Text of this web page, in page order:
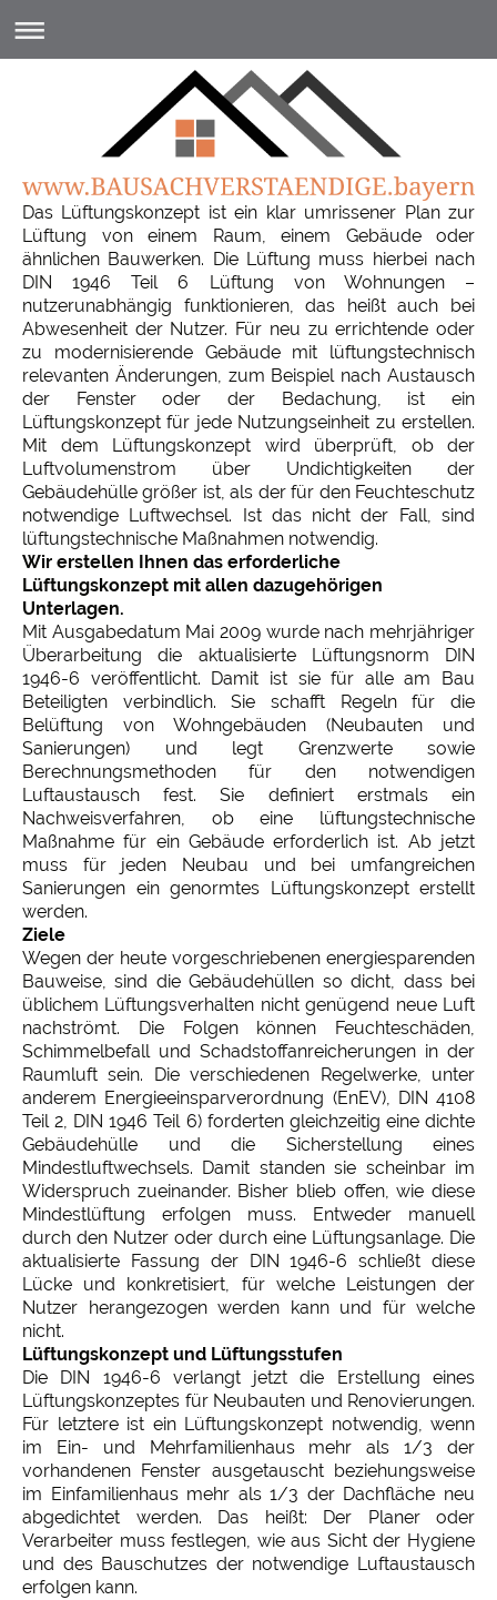
Das Lüftungskonzept ist ein klar umrissener Plan zur
Lüftung von einem Raum, einem Gebäude oder
ähnlichen Bauwerken. Die Lüftung muss hierbei nach
DIN 1946 Teil 6 Lüftung von Wohnungen –
nutzerunabhängig funktionieren, das heißt auch bei
Abwesenheit der Nutzer. Für neu zu errichtende oder
zu modernisierende Gebäude mit lüftungstechnisch
relevanten Änderungen, zum Beispiel nach Austausch
der Fenster oder der Bedachung, ist ein
Lüftungskonzept für jede Nutzungseinheit zu erstellen.
Mit dem Lüftungskonzept wird überprüft, ob der
Luftvolumenstrom über Undichtigkeiten der
Gebäudehülle größer ist, als der für den Feuchteschutz
notwendige Luftwechsel. Ist das nicht der Fall, sind
lüftungstechnische Maßnahmen notwendig.
Wir erstellen Ihnen das erforderliche
Lüftungskonzept mit allen dazugehörigen
Unterlagen.
Mit Ausgabedatum Mai 2009 wurde nach mehrjähriger
Überarbeitung die aktualisierte Lüftungsnorm DIN
1946-6 veröffentlicht. Damit ist sie für alle am Bau
Beteiligten verbindlich. Sie schafft Regeln für die
Belüftung von Wohngebäuden (Neubauten und
Sanierungen) und legt Grenzwerte sowie
Berechnungsmethoden für den notwendigen
Luftaustausch fest. Sie definiert erstmals ein
Nachweisverfahren, ob eine lüftungstechnische
Maßnahme für ein Gebäude erforderlich ist. Ab jetzt
muss für jeden Neubau und bei umfangreichen
Sanierungen ein genormtes Lüftungskonzept erstellt
werden.
Ziele
Wegen der heute vorgeschriebenen energiesparenden
Bauweise, sind die Gebäudehüllen so dicht, dass bei
üblichem Lüftungsverhalten nicht genügend neue Luft
nachströmt. Die Folgen können Feuchteschäden,
Schimmelbefall und Schadstoffanreicherungen in der
Raumluft sein. Die verschiedenen Regelwerke, unter
anderem Energieeinsparverordnung (EnEV), DIN 4108
Teil 2, DIN 1946 Teil 6) forderten gleichzeitig eine dichte
Gebäudehülle und die Sicherstellung eines
Mindestluftwechsels. Damit standen sie scheinbar im
Widerspruch zueinander. Bisher blieb offen, wie diese
Mindestlüftung erfolgen muss. Entweder manuell
durch den Nutzer oder durch eine Lüftungsanlage. Die
aktualisierte Fassung der DIN 1946-6 schließt diese
Lücke und konkretisiert, für welche Leistungen der
Nutzer herangezogen werden kann und für welche
nicht.
Lüftungskonzept und Lüftungsstufen
Die DIN 1946-6 verlangt jetzt die Erstellung eines
Lüftungskonzeptes für Neubauten und Renovierungen.
Für letztere ist ein Lüftungskonzept notwendig, wenn
im Ein- und Mehrfamilienhaus mehr als 1/3 der
vorhandenen Fenster ausgetauscht beziehungsweise
im Einfamilienhaus mehr als 1/3 der Dachfläche neu
abgedichtet werden. Das heißt: Der Planer oder
Verarbeiter muss festlegen, wie aus Sicht der Hygiene
und des Bauschutzes der notwendige Luftaustausch
erfolgen kann.